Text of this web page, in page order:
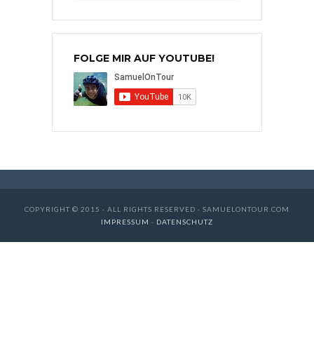
FOLGE MIR AUF YOUTUBE!
COPYRIGHT © 2015 · ALL RIGHTS RESERVED · SAMUELONTOUR.COM
IMPRESSUM · DATENSCHUTZ